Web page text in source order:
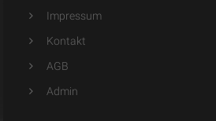
Impressum
Kontakt
AGB
Admin